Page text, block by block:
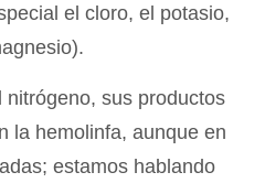
el cloro, el potasio,
sus productos
la hemolinfa, aunque en
estamos hablando